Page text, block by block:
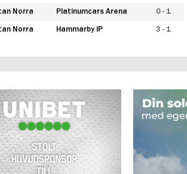
Norra Platinumcars Arena 0 - 1
Norra Hammarby IP 3 - 1